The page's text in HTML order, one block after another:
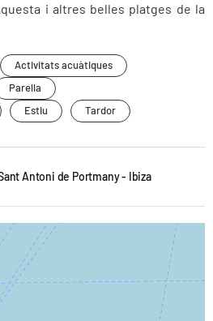
i altres belles platges de la
Activitats acuàtiques
Parella
Estiu Tardor
Antoni de Portmany - Ibiza